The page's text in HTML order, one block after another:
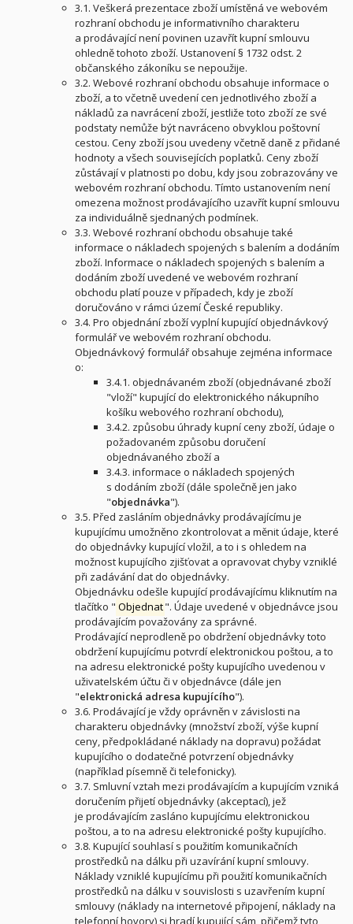
3.1. Veškerá prezentace zboží umístěná ve webovém
rozhraní obchodu je informativního charakteru
a prodávající není povinen uzavřít kupní smlouvu
ohledně tohoto zboží. Ustanovení § 1732 odst. 2
občanského zákoníku se nepoužije.
3.2. Webové rozhraní obchodu obsahuje informace o
zboží, a to včetně uvedení cen jednotlivého zboží a
nákladů za navrácení zboží, jestliže toto zboží ze své
podstaty nemůže být navráceno obvyklou poštovní
cestou. Ceny zboží jsou uvedeny včetně daně z přidané
hodnoty a všech souvisejících poplatků. Ceny zboží
zůstávají v platnosti po dobu, kdy jsou zobrazovány ve
webovém rozhraní obchodu. Tímto ustanovením není
omezena možnost prodávajícího uzavřít kupní smlouvu
za individuálně sjednaných podmínek.
3.3. Webové rozhraní obchodu obsahuje také
informace o nákladech spojených s balením a dodáním
zboží. Informace o nákladech spojených s balením a
dodáním zboží uvedené ve webovém rozhraní
obchodu platí pouze v případech, kdy je zboží
doručováno v rámci území České republiky.
3.4. Pro objednání zboží vyplní kupující objednávkový
formulář ve webovém rozhraní obchodu.
Objednávkový formulář obsahuje zejména informace
o:
3.4.1. objednávaném zboží (objednávané zboží
"vloží" kupující do elektronického nákupního
košíku webového rozhraní obchodu),
3.4.2. způsobu úhrady kupní ceny zboží, údaje o
požadovaném způsobu doručení
objednávaného zboží a
3.4.3. informace o nákladech spojených
s dodáním zboží (dále společně jen jako
"objednávka").
3.5. Před zasláním objednávky prodávajícímu je
kupujícímu umožněno zkontrolovat a měnit údaje, které
do objednávky kupující vložil, a to i s ohledem na
možnost kupujícího zjišťovat a opravovat chyby vzniklé
při zadávání dat do objednávky.
Objednávku odešle kupující prodávajícímu kliknutím na
tlačítko " Objednat". Údaje uvedené v objednávce jsou
prodávajícím považovány za správné.
Prodávající neprodleně po obdržení objednávky toto
obdržení kupujícímu potvrdí elektronickou poštou, a to
na adresu elektronické pošty kupujícího uvedenou v
uživatelském účtu či v objednávce (dále jen
"elektronická adresa kupujícího").
3.6. Prodávající je vždy oprávněn v závislosti na
charakteru objednávky (množství zboží, výše kupní
ceny, předpokládané náklady na dopravu) požádat
kupujícího o dodatečné potvrzení objednávky
(například písemně či telefonicky).
3.7. Smluvní vztah mezi prodávajícím a kupujícím vzniká
doručením přijetí objednávky (akceptací), jež
je prodávajícím zasláno kupujícímu elektronickou
poštou, a to na adresu elektronické pošty kupujícího.
3.8. Kupující souhlasí s použitím komunikačních
prostředků na dálku při uzavírání kupní smlouvy.
Náklady vzniklé kupujícímu při použití komunikačních
prostředků na dálku v souvislosti s uzavřením kupní
smlouvy (náklady na internetové připojení, náklady na
telefonní hovory) si hradí kupující sám, přičemž tyto